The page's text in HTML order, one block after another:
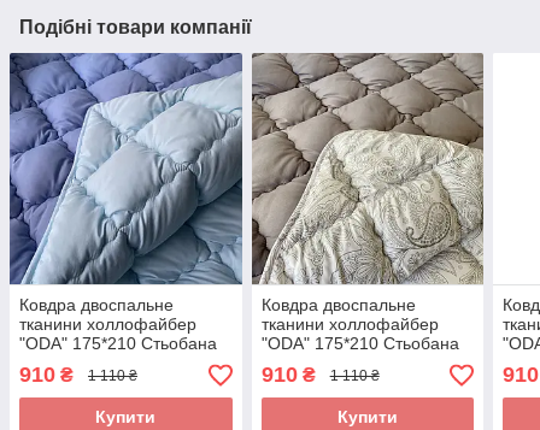
Подібні товари компанії
Ковдра двоспальне
тканини холлофайбер
"ODA" 175*210 Стьобана
ковдра
910 ₴ 1 110 ₴
Купити
Ковдра двоспальне
тканини холлофайбер
"ODA" 175*210 Стьобана
ковдра
910₴ 1 110 ₴
Купити
910